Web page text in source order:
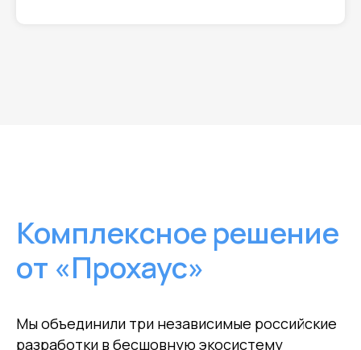
Комплексное решение
от «Прохаус»
Мы объединили три независимые российские
разработки в бесшовную экосистему